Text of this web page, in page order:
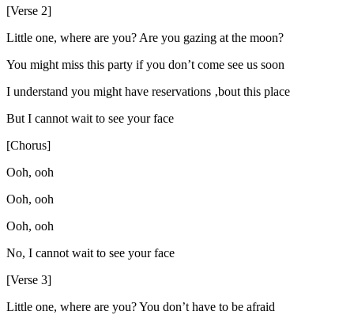
[Verse 2]
Little one, where are you? Are you gazing at the moon?
You might miss this party if you don’t come see us soon
I understand you might have reservations ‚bout this place
But I cannot wait to see your face
[Chorus]
Ooh, ooh
Ooh, ooh
Ooh, ooh
No, I cannot wait to see your face
[Verse 3]
Little one, where are you? You don’t have to be afraid